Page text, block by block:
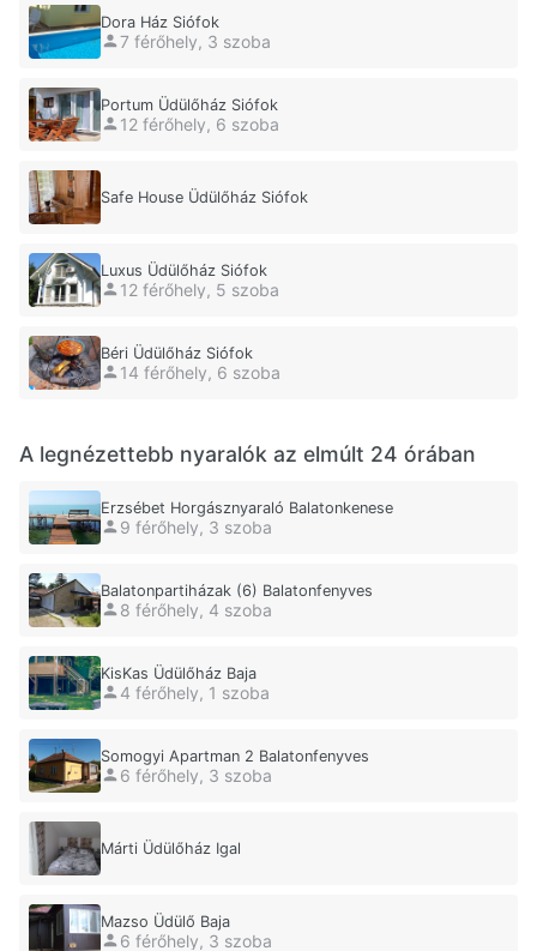
Dora Ház Siófok
7 férőhely, 3 szoba
Portum Üdülőház Siófok
12 férőhely, 6 szoba
Safe House Üdülőház Siófok
Luxus Üdülőház Siófok
12 férőhely, 5 szoba
Béri Üdülőház Siófok
14 férőhely, 6 szoba
A legnézettebb nyaralók az elmúlt 24 órában
Erzsébet Horgásznyaraló Balatonkenese
9 férőhely, 3 szoba
Balatonpartiházak (6) Balatonfenyves
8 férőhely, 4 szoba
KisKas Üdülőház Baja
4 férőhely, 1 szoba
Somogyi Apartman 2 Balatonfenyves
6 férőhely, 3 szoba
Márti Üdülőház Igal
Mazso Üdülő Baja
6 férőhely, 3 szoba